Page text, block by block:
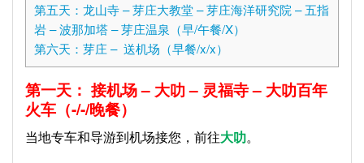
第五天：龙山寺 – 芽庄大教堂 – 芽庄海洋研究院 – 五指
岩 – 波那加塔 – 芽庄温泉（早/午餐/X）
第六天：芽庄 – 送机场（早餐/x/x）
第一天： 接机场 – 大叻 – 灵福寺 – 大叻百年
火车（-/-/晚餐）
当地专车和导游到机场接您，前往大叻。